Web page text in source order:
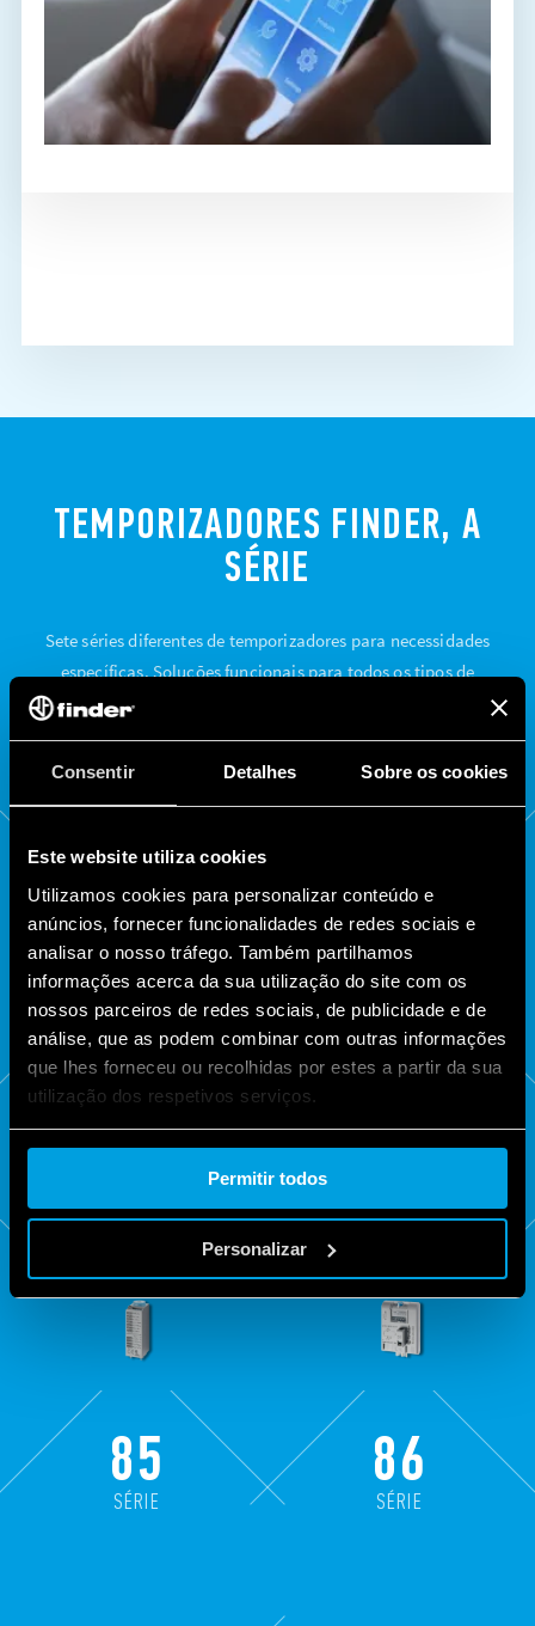
Consentir Detalhes Sobre os cookies
Este website utiliza cookies
Utilizamos cookies para personalizar conteúdo e
anúncios, fornecer funcionalidades de redes sociais e
analisar o nosso tráfego. Também partilhamos
informações acerca da sua utilização do site com os
nossos parceiros de redes sociais, de publicidade e de
análise, que as podem combinar com outras informações
que lhes forneceu ou recolhidas por estes a partir da sua
utilização dos respetivos serviços.
Cookie policy.
Permitir todos
Personalizar
TEMPORIZADORES FINDER, A
SÉRIE
Sete séries diferentes de temporizadores para necessidades
específicas. Soluções funcionais para todos os tipos de
80
SÉRIE
83
85
SÉRIE
86
SÉRIE